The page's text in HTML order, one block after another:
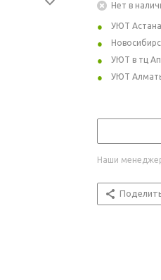
Нет в
УЮТ Астана
УЮТ в тц
УЮТ
Наши